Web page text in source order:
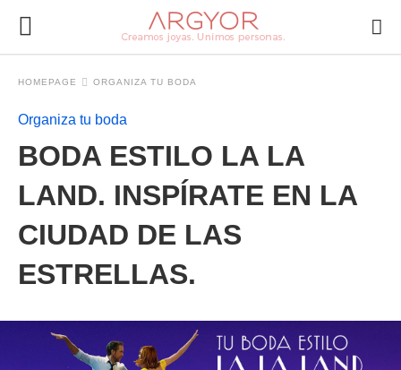
HOMEPAGE ORGANIZA TU BODA
Organiza tu boda
BODA ESTILO LA LA
LAND. INSPÍRATE EN LA
CIUDAD DE LAS
ESTRELLAS.